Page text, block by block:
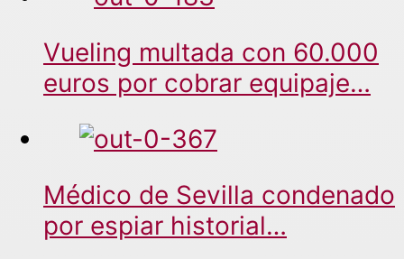
Vueling multada con 60.000
euros por cobrar equipaje…
Médico de Sevilla condenado
por espiar historial…